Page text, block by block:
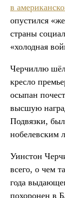
в
опустился
страны
«холодная
Черчиллю шёл
кресло
осыпан
высшую
Подвязки,
нобелевским
Уинстон
всего, о чем
года
похоронен в